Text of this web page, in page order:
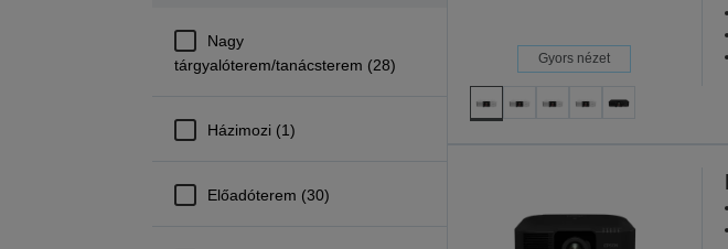
Nagy
tárgyalóterem/tanácsterem (28)
Házimozi (1)
Előadóterem (30)
Gyors nézet